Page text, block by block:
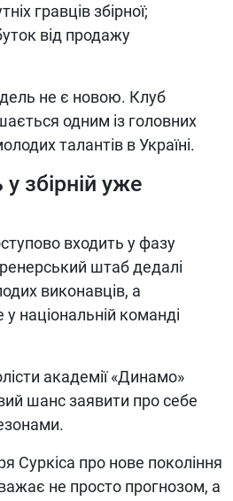
гравців збірної;
від продажу
не є новою. Клуб
одним із головних
талантів в Україні.
збірній уже
входить у фазу
штаб дедалі
виконавців, а
у національній команді
академії «Динамо»
шанс заявити про себе
Суркіса про нове покоління
не просто прогнозом, а